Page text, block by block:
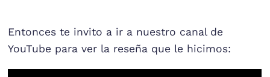
Entonces te invito a ir a nuestro canal de
YouTube para ver la reseña que le hicimos: